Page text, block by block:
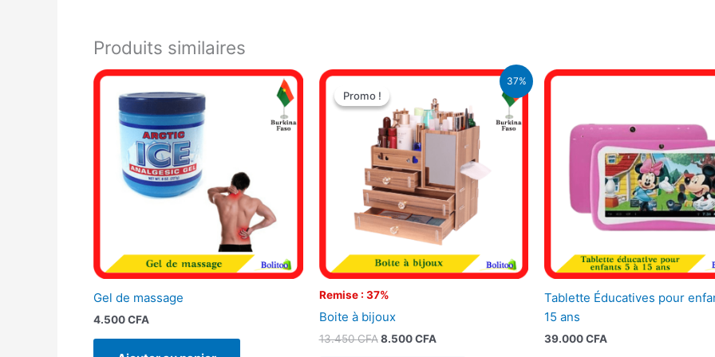
Produits similaires
Gel de massage
4.500CFA
37%
Promo !
Remise : 37%
Promo !
Boite à bijoux
13.450CFA
Le
prix
initial
était :
13.450 CFA.
8.500CFA
Le
actuel
est :
8.500 CFA.
Tablette Éducatives pour
15 ans
39.000CFA